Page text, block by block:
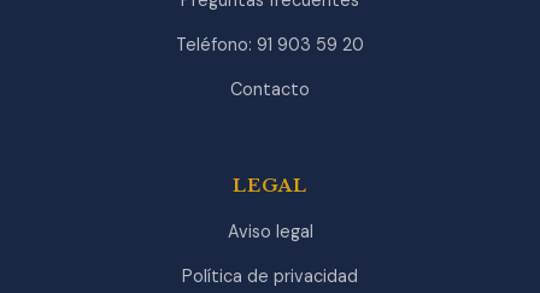
Teléfono: 91 903 59 20
Contacto
LEGAL
Aviso legal
Política de privacidad